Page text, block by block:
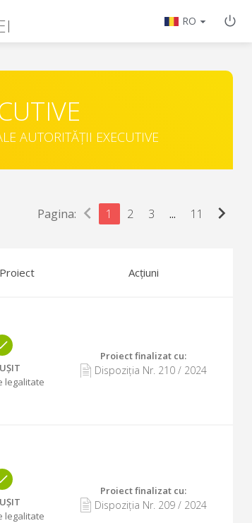
RO
AUTORITĂȚII EXECUTIVE
Pagina: chevron_left 1 2 3 ... 11 chevron_right
Acțiuni
legalitate
Proiect finalizat cu:
Dispoziția Nr. 210/ 2024
legalitate
Proiect finalizat cu:
Dispoziția Nr. 209/ 2024